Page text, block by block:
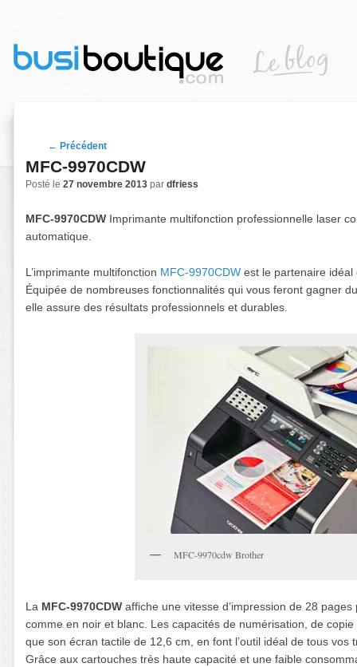
Navigation de postulations
← Précédent
MFC-9970CDW
Posté le 27 novembre 2013 par dfriess
MFC-9970CDW Imprimante multifonction professionnelle laser
automatique.
L’imprimante multifonction MFC-9970CDW est le partenaire idéal
Équipée de nombreuses fonctionnalités qui vous feront gagner
elle assure des résultats professionnels et durables.
MFC-9970cdw Brother
La MFC-9970CDW affiche une vitesse d’impression de 28
comme en noir et blanc. Les capacités de numérisation, de
que son écran tactile de 12,6 cm, en font l’outil idéal de tous vos
Grâce aux cartouches très haute capacité et une faible